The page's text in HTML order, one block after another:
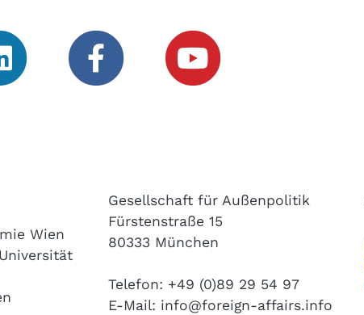
Wien
Gesellschaft für Außenpolitik
Fürstenstraße 15
80333 München
Telefon: +49 (0)89 29 54 97
E-Mail: info@foreign-affairs.info